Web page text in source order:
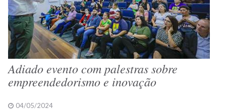
Adiado evento com palestras sobre
empreendedorismo e inovação
04/05/2024